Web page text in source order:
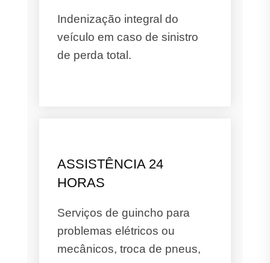
Indenização integral do
veículo em caso de sinistro
de perda total.
ASSISTÊNCIA 24
HORAS
Serviços de guincho para
problemas elétricos ou
mecânicos, troca de pneus,